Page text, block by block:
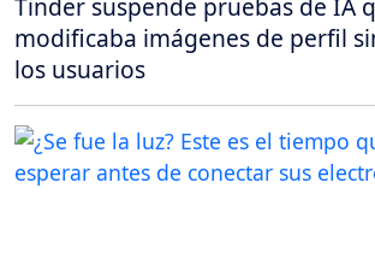
Tinder suspende pruebas de IA
modificaba imágenes de perfil
los usuarios